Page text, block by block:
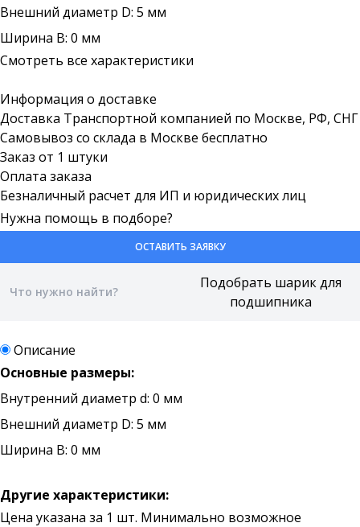
Внешний диаметр D: 5 мм
Ширина B: 0 мм
Смотреть все характеристики
Информация о доставке
Доставка Транспортной компанией по Москве, РФ, СНГ
Самовывоз со склада в Москве бесплатно
Заказ от 1 штуки
Оплата заказа
Безналичный расчет для ИП и юридических лиц
Нужна помощь в подборе?
ОСТАВИТЬ ЗАЯВКУ
Описание
Основные размеры:
Внутренний диаметр d: 0 мм
Внешний диаметр D: 5 мм
Ширина B: 0 мм
Другие характеристики:
Цена указана за 1 шт. Минимально возможное